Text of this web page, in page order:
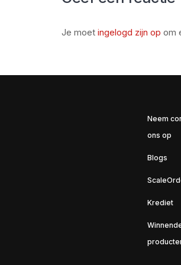
Je moet ingelogd zijn op om
Neem
ons op
Blogs
Krediet